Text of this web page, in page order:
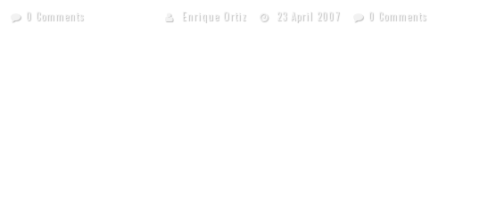
0 Comments Enrique Ortiz 23 April 2007 0 Comments